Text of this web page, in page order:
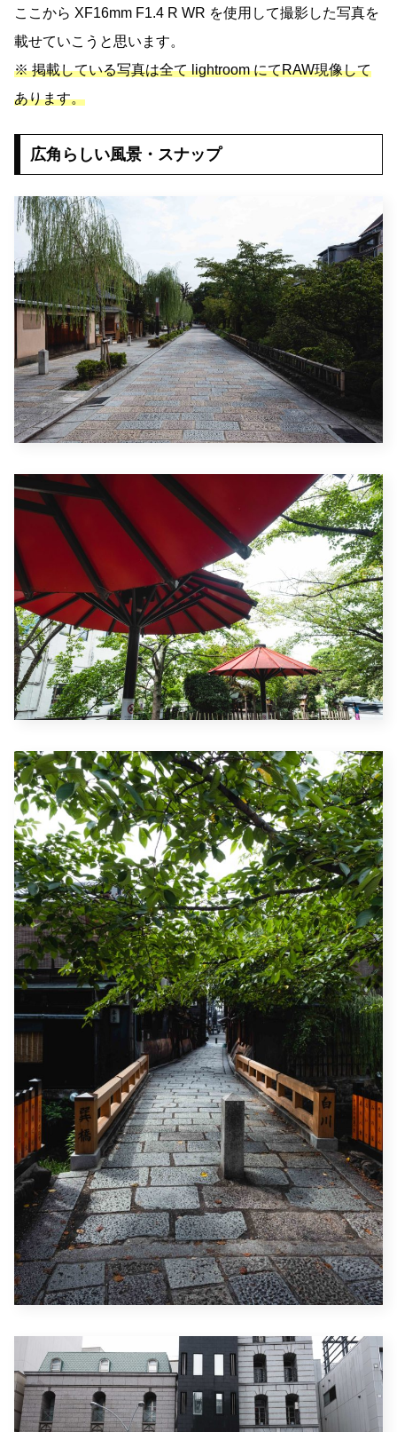
ここから XF16mm F1.4 R WR を使用して撮影した写真を
載せていこうと思います。
※ 掲載している写真は全て lightroom にてRAW現像して
あります。
広角らしい風景・スナップ